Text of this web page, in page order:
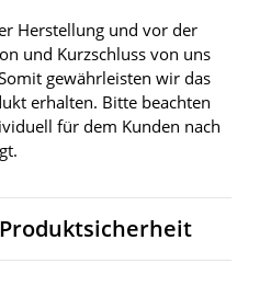
Herstellung und vor der
und Kurzschluss von uns
gewährleisten wir das
erhalten. Bitte beachten
für dem Kunden nach